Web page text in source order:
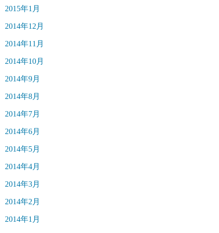
2015年1月
2014年12月
2014年11月
2014年10月
2014年9月
2014年8月
2014年7月
2014年6月
2014年5月
2014年4月
2014年3月
2014年2月
2014年1月